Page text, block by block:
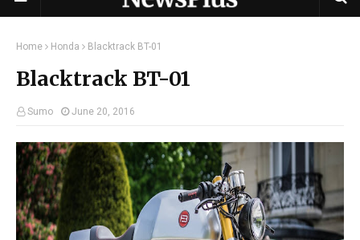
Home Honda Blacktrack BT-01
Blacktrack BT-01
Sumo June 20, 2016